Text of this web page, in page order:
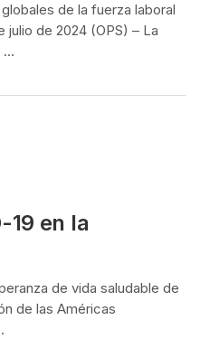
de la fuerza laboral
julio de 2024 (OPS) – La
19 en la
de vida saludable de
de las Américas